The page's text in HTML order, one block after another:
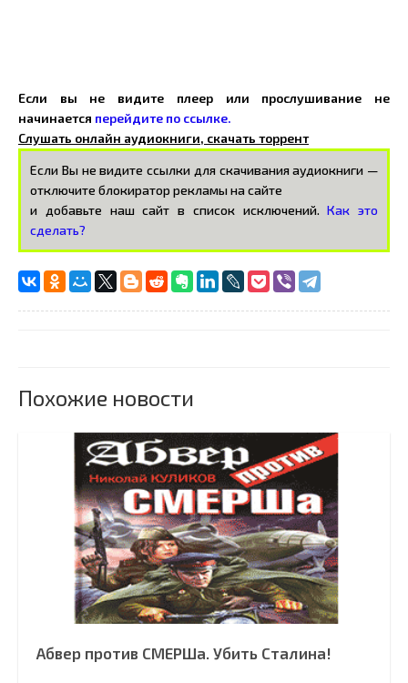
Если вы не видите плеер или прослушивание не
начинается перейдите по ссылке.
Слушать онлайн аудиокниги, скачать торрент
Если Вы не видите ссылки для скачивания аудиокниги —
отключите блокиратор рекламы на сайте
и добавьте наш сайт в список исключений.Как это
сделать?
Похожие новости
Абвер против СМЕРШа. Убить Сталина!